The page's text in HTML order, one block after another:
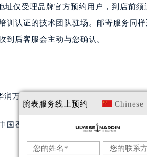
楼B座13层07室（需提前预约）
中心E座6楼10室（需提前预约）
心写字楼21层2102室（需提前预约）
融中心写字楼20层01室（需提前预约）
中心（需提前预约）
仅受理品牌官方预约用户，到店前
认证的技术团队驻场。邮寄服务同
到后客服会主动与您确认。
万象城）17层1706室（需提前预约）
香港、中国澳门、中国台湾全部区
腕表服务线上预约 Chinese